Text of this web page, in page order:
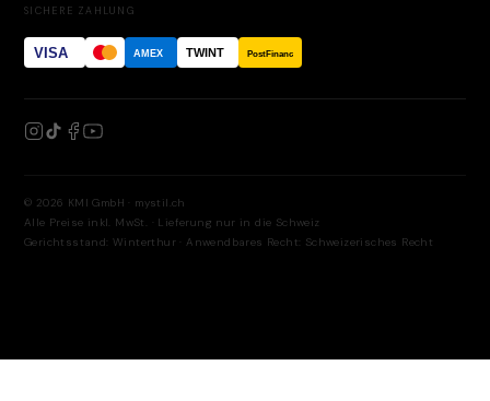
SICHERE ZAHLUNG
VISA AMEX TWINT PostFinance
© 2026 KMI GmbH · mystil.ch
Alle Preise inkl. MwSt. · Lieferung nur in die Schweiz
Gerichtsstand: Winterthur · Anwendbares Recht: Schweizerisches Recht